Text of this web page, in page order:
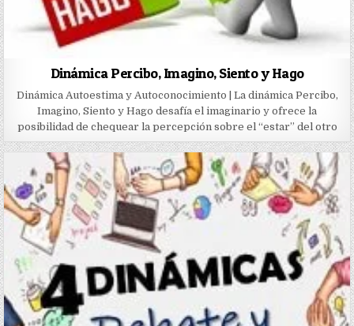
Dinámica Percibo, Imagino, Siento y Hago
Dinámica Autoestima y Autoconocimiento | La dinámica Percibo,
Imagino, Siento y Hago desafía el imaginario y ofrece la
posibilidad de chequear la percepción sobre el “estar” del otro